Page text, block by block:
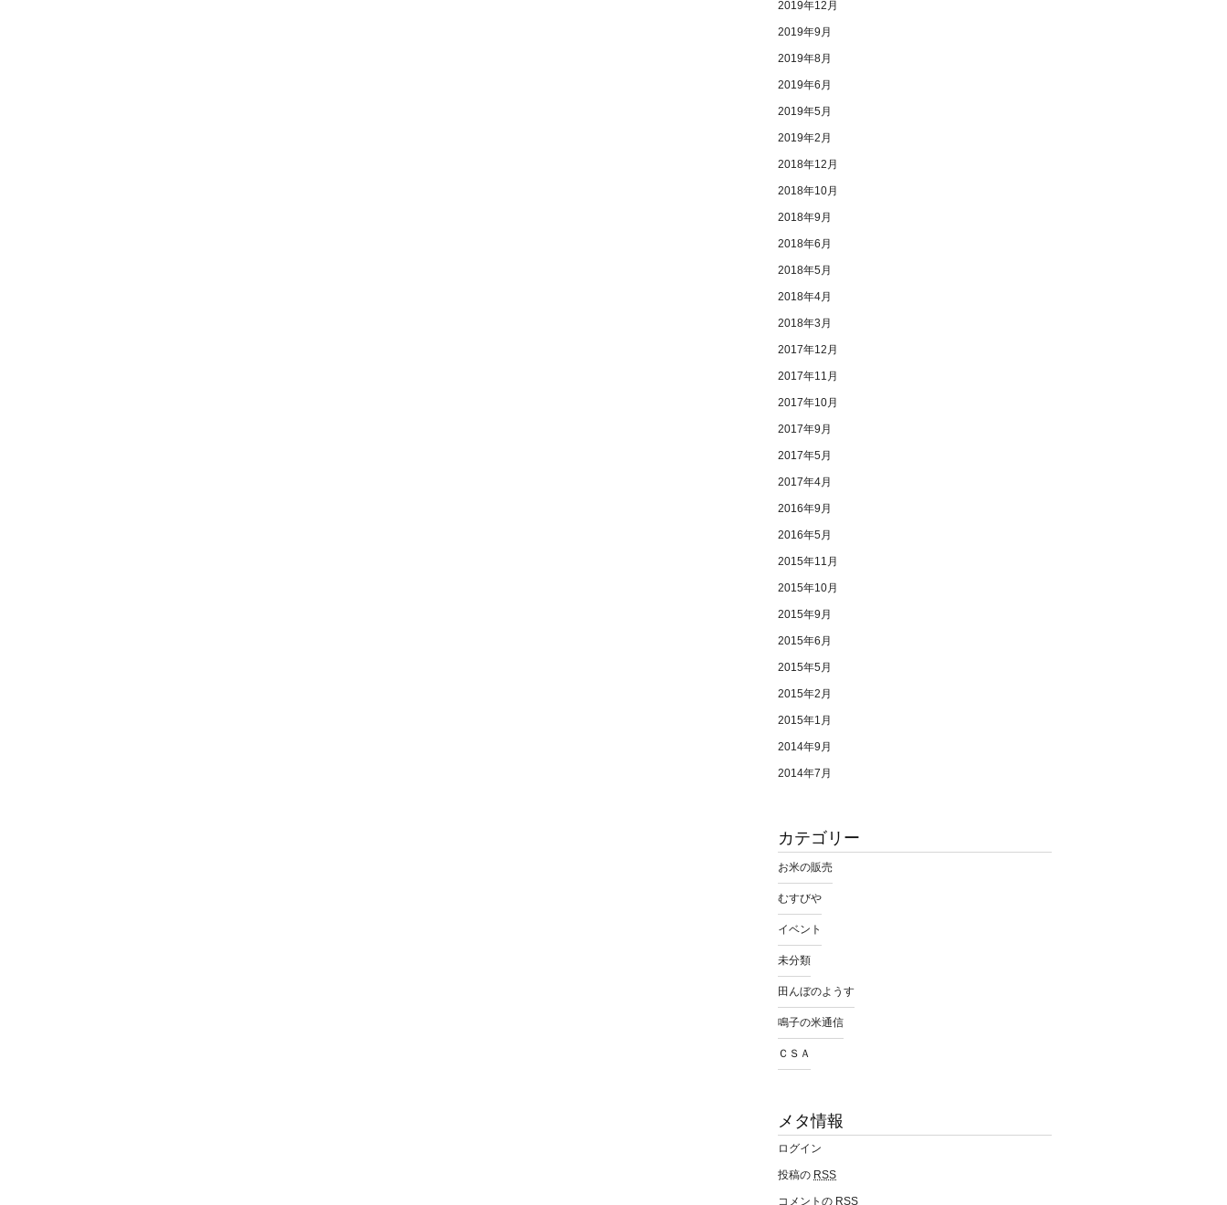
2019年12月
2019年9月
2019年8月
2019年6月
2019年5月
2019年2月
2018年12月
2018年10月
2018年9月
2018年6月
2018年5月
2018年4月
2018年3月
2017年12月
2017年11月
2017年10月
2017年9月
2017年5月
2017年4月
2016年9月
2016年5月
2015年11月
2015年10月
2015年9月
2015年6月
2015年5月
2015年2月
2015年1月
2014年9月
2014年7月
カテゴリー
お米の販売
むすびや
イベント
未分類
田んぼのようす
鳴子の米通信
ＣＳＡ
メタ情報
ログイン
投稿の RSS
コメントの RSS